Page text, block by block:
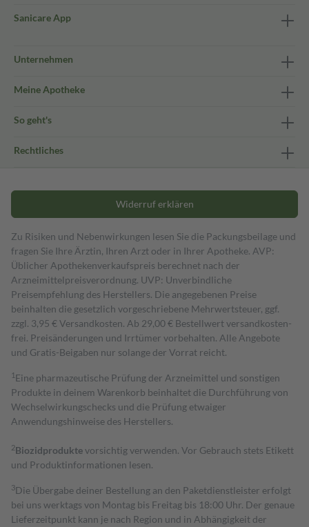
Sanicare App
Unternehmen
Meine Apotheke
So geht's
Rechtliches
Widerruf erklären
Zu Risiken und Nebenwirkungen lesen Sie die Packungsbeilage und
fragen Sie Ihre Ärztin, Ihren Arzt oder in Ihrer Apotheke. AVP:
Üblicher Apothekenverkaufspreis berechnet nach der
Arzneimittelpreisverordnung. UVP: Unverbindliche
Preisempfehlung des Herstellers. Die angegebenen Preise
beinhalten die gesetzlich vorgeschriebene Mehrwertsteuer, ggf.
zzgl. 3,95 € Versandkosten. Ab 29,00 € Bestell­wert versand­kosten­
frei. Preisänderungen und Irrtümer vorbehalten. Alle Angebote
und Gratis-Beigaben nur solange der Vorrat reicht.
1 Eine pharmazeutische Prüfung der Arzneimittel und sonstigen
Produkte in deinem Warenkorb beinhaltet die Durchführung von
Wechselwirkungschecks und die Prüfung etwaiger
Anwendungshinweise des Herstellers.
2Biozidproduktevorsichtig verwenden. Vor Gebrauch stets Etikett
und Produktinformationen lesen.
3Die Übergabe deiner Bestellung an den Paketdienstleister erfolgt
bei uns werktags von Montag bis Freitag bis 18:00 Uhr. Der genaue
Lieferzeitpunkt kann je nach Region und in Abhängigkeit der